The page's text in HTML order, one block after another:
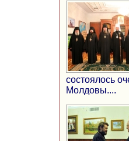
состоялось
Молдовы....